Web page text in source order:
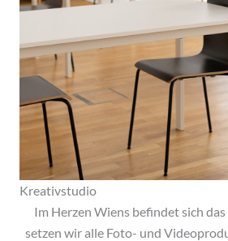
Kreativstudio
Im Herzen Wiens befindet sich
setzen wir alle Foto- und